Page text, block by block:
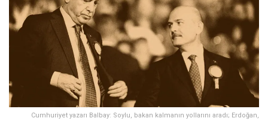
Cumhuriyet yazarı Balbay: Soylu, bakan kalmanın yollarını aradı; Erdoğan,